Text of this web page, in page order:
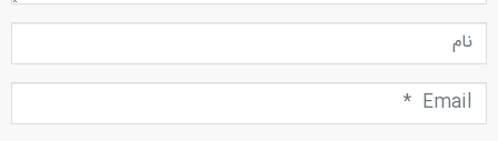
نام
Email
*